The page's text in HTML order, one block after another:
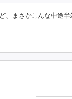
、まさかこんな中途